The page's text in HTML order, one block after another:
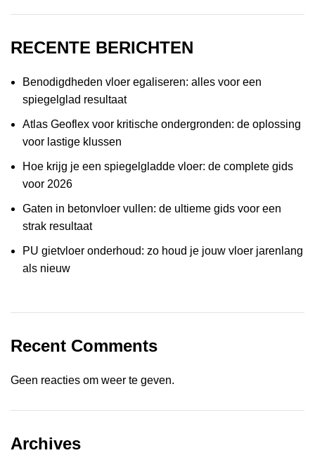
RECENTE BERICHTEN
Benodigdheden vloer egaliseren: alles voor een
spiegelglad resultaat
Atlas Geoflex voor kritische ondergronden: de oplossing
voor lastige klussen
Hoe krijg je een spiegelgladde vloer: de complete gids
voor 2026
Gaten in betonvloer vullen: de ultieme gids voor een
strak resultaat
PU gietvloer onderhoud: zo houd je jouw vloer jarenlang
als nieuw
Recent Comments
Geen reacties om weer te geven.
Archives